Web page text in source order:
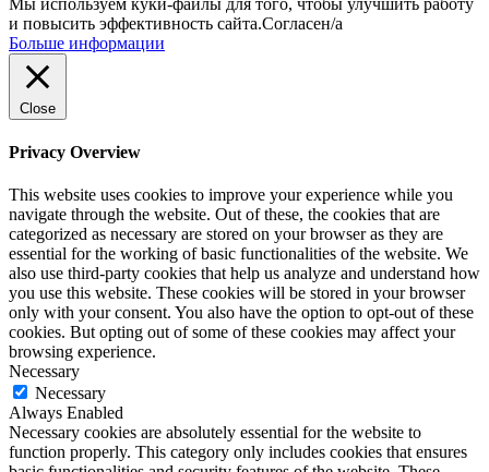
и повысить эффективность сайта.Согласен/а
Больше информации
Close
Privacy Overview
This website uses cookies to improve your experience while you
navigate through the website. Out of these, the cookies that are
categorized as necessary are stored on your browser as they are
essential for the working of basic functionalities of the website. We
also use third-party cookies that help us analyze and understand how
you use this website. These cookies will be stored in your browser
only with your consent. You also have the option to opt-out of these
cookies. But opting out of some of these cookies may affect your
browsing experience.
Necessary
Necessary
Always Enabled
Necessary cookies are absolutely essential for the website to
function properly. This category only includes cookies that ensures